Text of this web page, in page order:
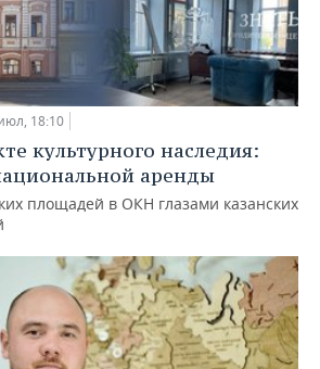
18:10
культурного наследия:
аренды
площадей в ОКН глазами казанских